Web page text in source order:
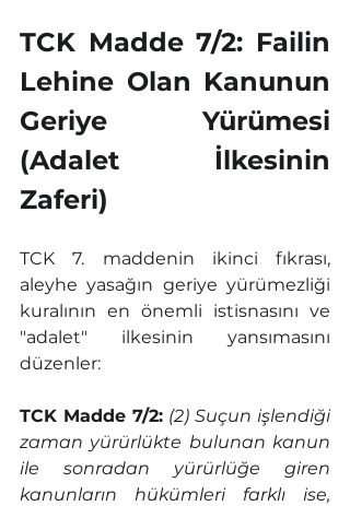
TCK Madde 7/2: Failin
Lehine Olan Kanunun
Geriye Yürümesi
(Adalet İlkesinin
Zaferi)
TCK 7. maddenin ikinci fıkrası,
aleyhe yasağın geriye yürümezliği
kuralının en önemli istisnasını ve
"adalet" ilkesinin yansımasını
düzenler:
TCK Madde 7/2: (2) Suçun işlendiği
zaman yürürlükte bulunan kanun
ile sonradan yürürlüğe giren
kanunların hükümleri farklı ise,